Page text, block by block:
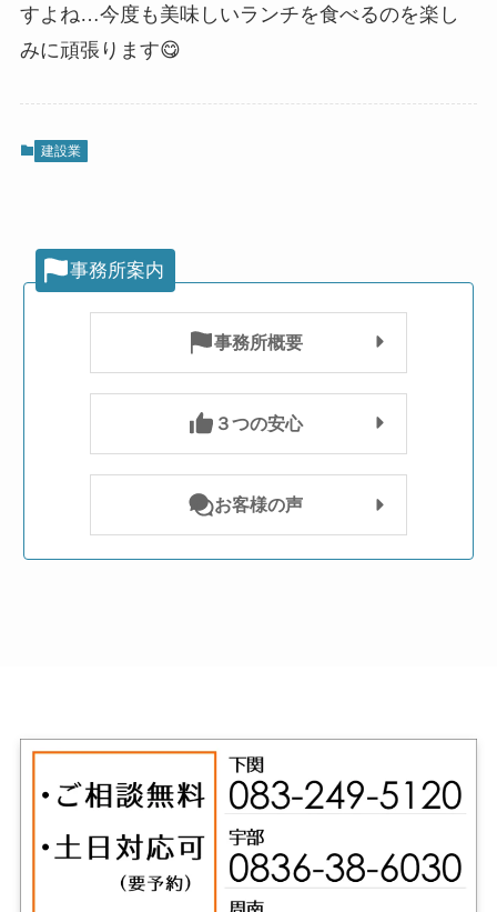
すよね…今度も美味しいランチを食べるのを楽し
みに頑張ります😋
建設業
事務所案内
事務所概要
３つの安心
お客様の声